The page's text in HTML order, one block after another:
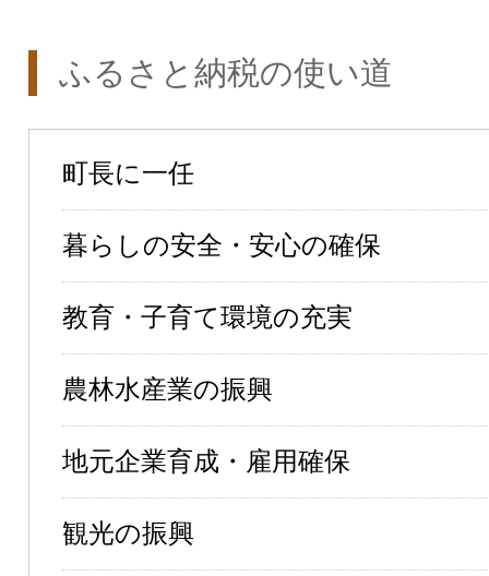
ふるさと納税の使い道
町長に一任
暮らしの安全・安心の確保
教育・子育て環境の充実
農林水産業の振興
地元企業育成・雇用確保
観光の振興